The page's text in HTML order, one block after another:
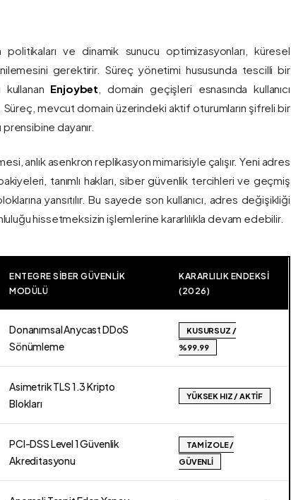
ve dinamik sunucu optimizasyonları, küresel
gerektirir. Süreç yönetimi hususunda tescilli bir
Enjoybet , domain geçişleri esnasında kullanıcı
mevcut domain üzerindeki aktif oturumların şifreli bir
dayanır.
anlık asenkron replikasyon mimarisiyle çalışır. Yeni adres
tanımlı hakları, siber güvenlik tercihleri ve geçmiş
yansıtılır. Bu sayede son kullanıcı, adres değişikliği
hissetmeksizin işlemlerine kararlılıkla devam edebilir.
ENTEGRE SIBER GÜVENLIK
MODÜLÜ
KARARLILIK ENDEKSI
(2026)
Donanımsal Anycast DDoS
Sönümleme
KUSURSUZ /
%99.99
Asimetrik TLS 1.3 Kripto
Blokları
YÜKSEK HIZ / AKTIF
PCI-DSS Level 1 Güvenlik
Akreditasyonu
TAM İZOLE /
GÜVENLI